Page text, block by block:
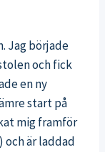
Jag började
och fick
en ny
start på
mig framför
och är laddad